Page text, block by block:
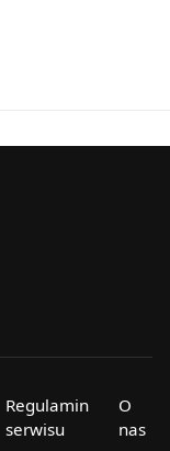
Regulamin
serwisu
O
nas